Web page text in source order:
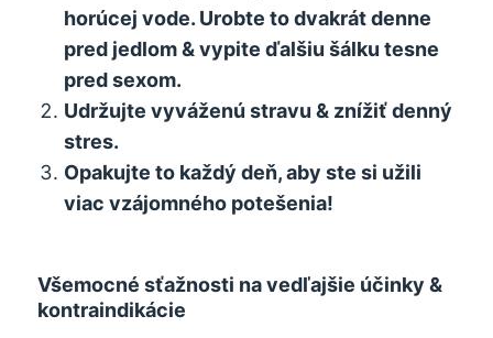
horúcej vode. Urobte to dvakrát denne
pred jedlom & vypite ďalšiu šálku tesne
pred sexom.
Udržujte vyváženú stravu & znížiť denný
stres.
Opakujte to každý deň, aby ste si užili
viac vzájomného potešenia!
Všemocné sťažnosti na vedľajšie účinky &
kontraindikácie